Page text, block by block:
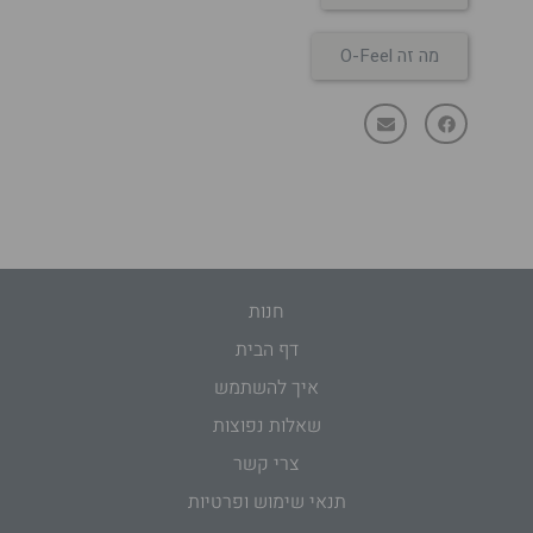
מה זה O-Feel
חנות
דף הבית
איך להשתמש
שאלות נפוצות
צרי קשר
תנאי שימוש ופרטיות